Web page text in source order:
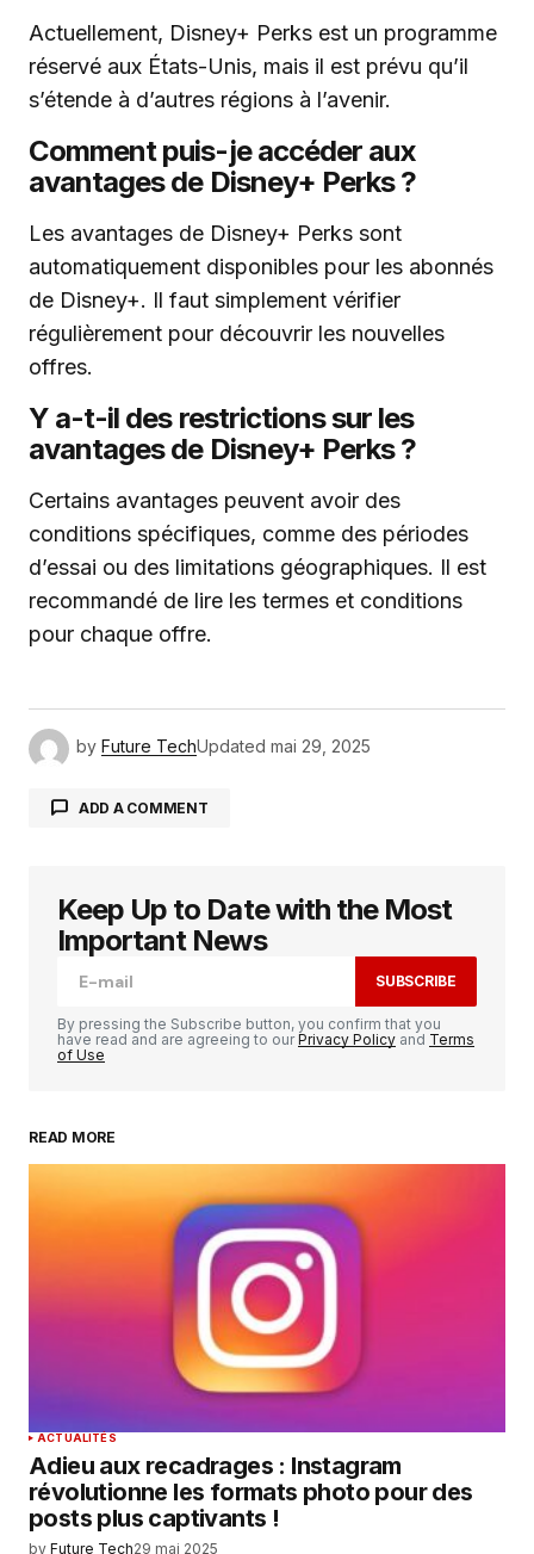
Actuellement, Disney+ Perks est un programme
réservé aux États-Unis, mais il est prévu qu’il
s’étende à d’autres régions à l’avenir.
Comment puis-je accéder aux
avantages de Disney+ Perks ?
Les avantages de Disney+ Perks sont
automatiquement disponibles pour les abonnés
de Disney+. Il faut simplement vérifier
régulièrement pour découvrir les nouvelles
offres.
Y a-t-il des restrictions sur les
avantages de Disney+ Perks ?
Certains avantages peuvent avoir des
conditions spécifiques, comme des périodes
d’essai ou des limitations géographiques. Il est
recommandé de lire les termes et conditions
pour chaque offre.
by Future TechUpdated mai 29, 2025
ADD A COMMENT
Votre adresse e-mail ne sera pas publiée. Les
champs obligatoires sont indiqués avec
Your Name
Your E-mail *
Enregistrer mon nom, mon e-mail et mon
site dans le navigateur pour mon prochain
commentaire.
SUBMIT COMMENT
Keep Up to Date with the Most
Important News
SUBSCRIBE
By pressing the Subscribe button, you confirm that you
have read and are agreeing to ourPrivacy Policy and Terms
of Use
READ MORE
ACTUALITÉS
Adieu aux recadrages : Instagram
révolutionne les formats photo pour des
posts plus captivants !
by Future Tech29 mai 2025